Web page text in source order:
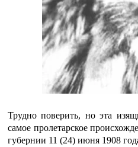
Трудно поверить, но эта
самое пролетарское
губернии 11 (24) июня 1908